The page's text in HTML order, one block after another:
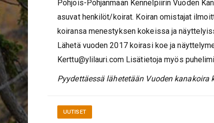
Pohjois-Pohjanmaan Kennelpiirin Vuoden
asuvat henkilöt/koirat. Koiran omistajat
koiransa menestyksen kokeissa ja
Lähetä vuoden 2017 koirasi koe ja
Kerttu@ylilauri.com Lisätietoja myös
Pyydettäessä lähetetään Vuoden
UUTISET